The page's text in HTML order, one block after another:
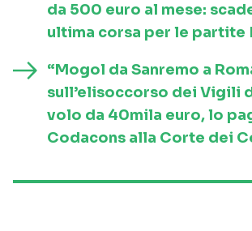
da 500 euro al mese:
ultima corsa per le partite
“Mogol da Sanremo a
sull’elisoccorso dei Vigili
volo da 40mila euro, lo
Codacons alla Corte dei